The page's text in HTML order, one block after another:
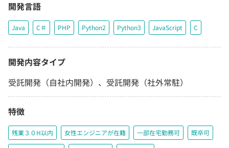
開発言語
Java C＃ PHP Python2 Python3 JavaScript C
開発内容タイプ
受託開発（自社内開発）、受託開発（社外常駐）
特徴
残業３０H以内 女性エンジニアが在籍 一部在宅勤務可 既卒可